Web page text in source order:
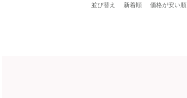
並び替え 新着順 価格が安い順